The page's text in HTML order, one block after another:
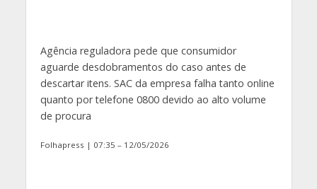
Agência reguladora pede que consumidor
aguarde desdobramentos do caso antes de
descartar itens. SAC da empresa falha tanto online
quanto por telefone 0800 devido ao alto volume
de procura
Folhapress | 07:35 – 12/05/2026